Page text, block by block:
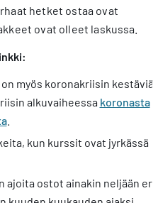
hetket ostaa ovat
ovat olleet laskussa.
myös koronakriisin kestäviä
alkuvaiheessa koronasta
.
kun kurssit ovat jyrkässä
ajoita ostot ainakin neljään eri